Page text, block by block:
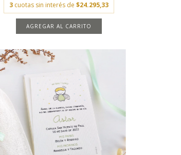
3 cuotas sin interés de$24.295,33
AGREGAR AL CARRITO